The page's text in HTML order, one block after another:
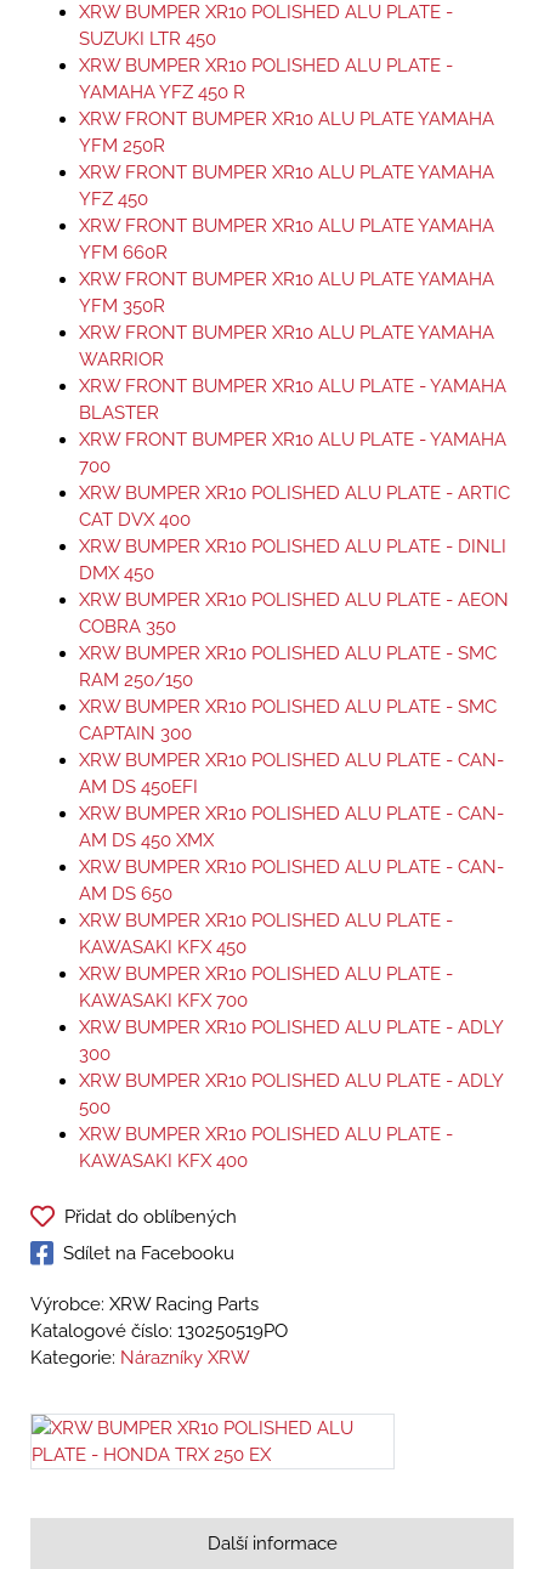
XRW BUMPER XR10 POLISHED ALU PLATE -
SUZUKI LTR 450
XRW BUMPER XR10 POLISHED ALU PLATE -
YAMAHA YFZ 450 R
XRW FRONT BUMPER XR10 ALU PLATE YAMAHA
YFM 250R
XRW FRONT BUMPER XR10 ALU PLATE YAMAHA
YFZ 450
XRW FRONT BUMPER XR10 ALU PLATE YAMAHA
YFM 660R
XRW FRONT BUMPER XR10 ALU PLATE YAMAHA
YFM 350R
XRW FRONT BUMPER XR10 ALU PLATE YAMAHA
WARRIOR
XRW FRONT BUMPER XR10 ALU PLATE - YAMAHA
BLASTER
XRW FRONT BUMPER XR10 ALU PLATE - YAMAHA
700
XRW BUMPER XR10 POLISHED ALU PLATE - ARTIC
CAT DVX 400
XRW BUMPER XR10 POLISHED ALU PLATE - DINLI
DMX 450
XRW BUMPER XR10 POLISHED ALU PLATE - AEON
COBRA 350
XRW BUMPER XR10 POLISHED ALU PLATE - SMC
RAM 250/150
XRW BUMPER XR10 POLISHED ALU PLATE - SMC
CAPTAIN 300
XRW BUMPER XR10 POLISHED ALU PLATE - CAN-
AM DS 450EFI
XRW BUMPER XR10 POLISHED ALU PLATE - CAN-
AM DS 450 XMX
XRW BUMPER XR10 POLISHED ALU PLATE - CAN-
AM DS 650
XRW BUMPER XR10 POLISHED ALU PLATE -
KAWASAKI KFX 450
XRW BUMPER XR10 POLISHED ALU PLATE -
KAWASAKI KFX 700
XRW BUMPER XR10 POLISHED ALU PLATE - ADLY
300
XRW BUMPER XR10 POLISHED ALU PLATE - ADLY
500
XRW BUMPER XR10 POLISHED ALU PLATE -
KAWASAKI KFX 400
Přidat do oblíbených
Sdílet na Facebooku
Výrobce: XRW Racing Parts
Katalogové číslo: 130250519PO
Kategorie: Nárazníky XRW
Další informace